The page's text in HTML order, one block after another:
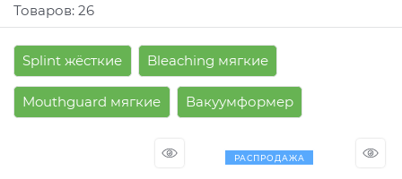
Товаров: 26
Splint жёсткие Bleaching мягкие
Mouthguard мягкие Вакуумформер
РАСПРОДАЖА